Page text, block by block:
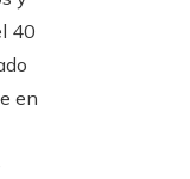
40
en